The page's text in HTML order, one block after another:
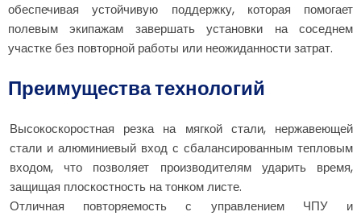
обеспечивая устойчивую поддержку, которая помогает
полевым экипажам завершать установки на соседнем
участке без повторной работы или неожиданности затрат.
Преимущества технологий
Высокоскоростная резка на мягкой стали, нержавеющей
стали и алюминиевый вход с сбалансированным тепловым
входом, что позволяет производителям ударить время,
защищая плоскостность на тонком листе.
Отличная повторяемость с управлением ЧПУ и